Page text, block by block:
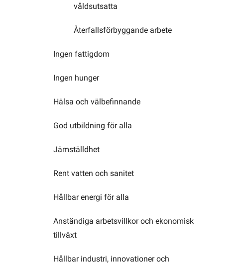
våldsutsatta
Återfallsförbyggande arbete
Ingen fattigdom
Ingen hunger
Hälsa och välbefinnande
God utbildning för alla
Jämställdhet
Rent vatten och sanitet
Hållbar energi för alla
Anständiga arbetsvillkor och ekonomisk
tillväxt
Hållbar industri, innovationer och